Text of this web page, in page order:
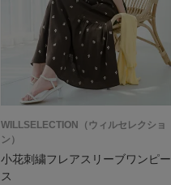
WILLSELECTION（ウィルセレクショ
ン）
小花刺繍フレアスリーブワンピー
ス